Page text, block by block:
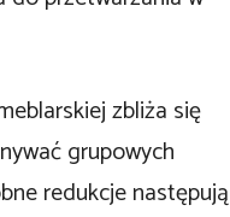
zbliża się
grupowych
redukcje następują